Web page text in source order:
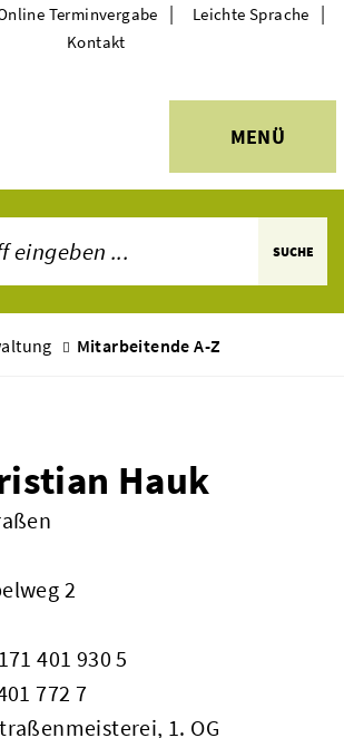
MENÜ
Terminvergabe | Leichte Sprache |
Kontakt
SUCHE
Mitarbeitende A-Z
Hauk
2
401 930 5
772 7
1. OG